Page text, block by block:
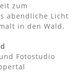
zum
abendliche Licht
in den Wald.
Fotostudio